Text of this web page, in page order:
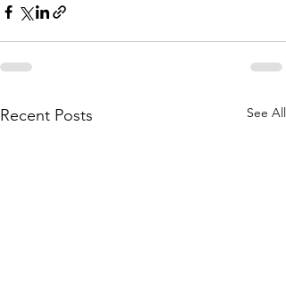
Recent Posts See All